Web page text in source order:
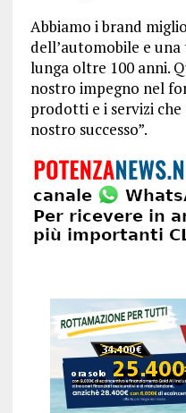
Abbiamo i brand
dell’automobile e
lunga oltre 100 anni.
nostro impegno nel
prodotti e i servizi che
nostro successo”.